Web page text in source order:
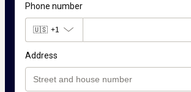
Phone number
🇺🇸 +1
Address